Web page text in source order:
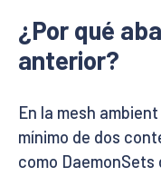
¿Por qué
anterior?
En la mesh
mínimo de dos
como